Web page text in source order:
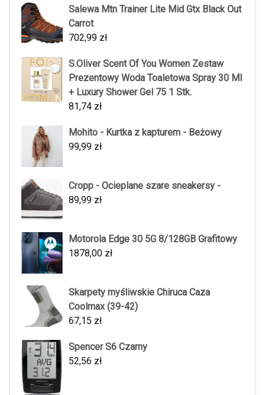
Salewa Mtn Trainer Lite Mid Gtx Black Out
Carrot
702,99 zł
S.Oliver Scent Of You Women Zestaw
Prezentowy Woda Toaletowa Spray 30 Ml
+ Luxury Shower Gel 75 1 Stk.
81,74 zł
Mohito - Kurtka z kapturem - Beżowy
99,99 zł
Cropp - Ocieplane szare sneakersy -
89,99 zł
Motorola Edge 30 5G 8/128GB Grafitowy
1878,00 zł
Skarpety myśliwskie Chiruca Caza
Coolmax (39-42)
67,15 zł
Spencer S6 Czarny
52,56 zł